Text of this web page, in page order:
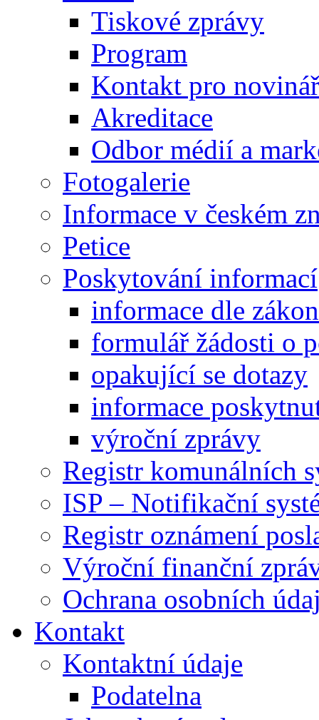
Tiskové zprávy
Program
Kontakt pro
Akreditace
Odbor médií a
Fotogalerie
Informace v českém
Petice
Poskytování informací
informace dle
formulář žádosti o
opakující se dotazy
informace
výroční zprávy
Registr komunálních
ISP – Notifikační
Registr oznámení
Výroční finanční
Ochrana osobních
Kontakt
Kontaktní údaje
Podatelna